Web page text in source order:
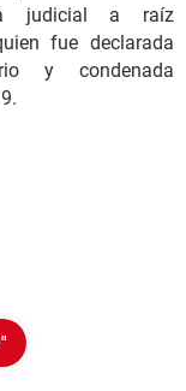
judicial a raíz
fue declarada
y condenada